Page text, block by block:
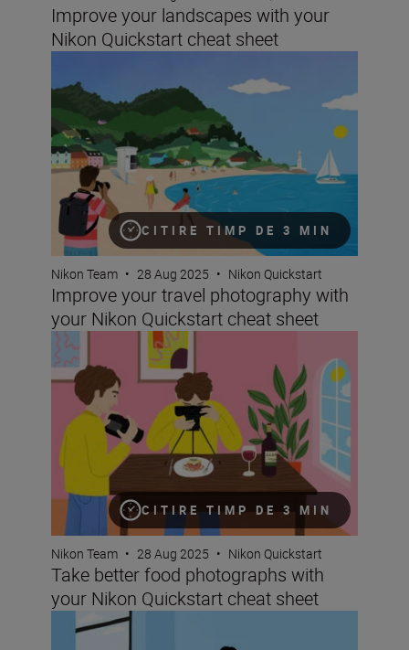
Improve your landscapes with your
Nikon Quickstart cheat sheet
CITIRE TIMP DE 3 MIN
Nikon Team • 28 Aug 2025 • Nikon Quickstart
Improve your travel photography with
your Nikon Quickstart cheat sheet
CITIRE TIMP DE 3 MIN
Take better food photographs with your Nikon
Nikon Team • 28 Aug 2025 • Nikon Quickstart
Take better food photographs with
your Nikon Quickstart cheat sheet
Improve your portrait photography with your Nikon